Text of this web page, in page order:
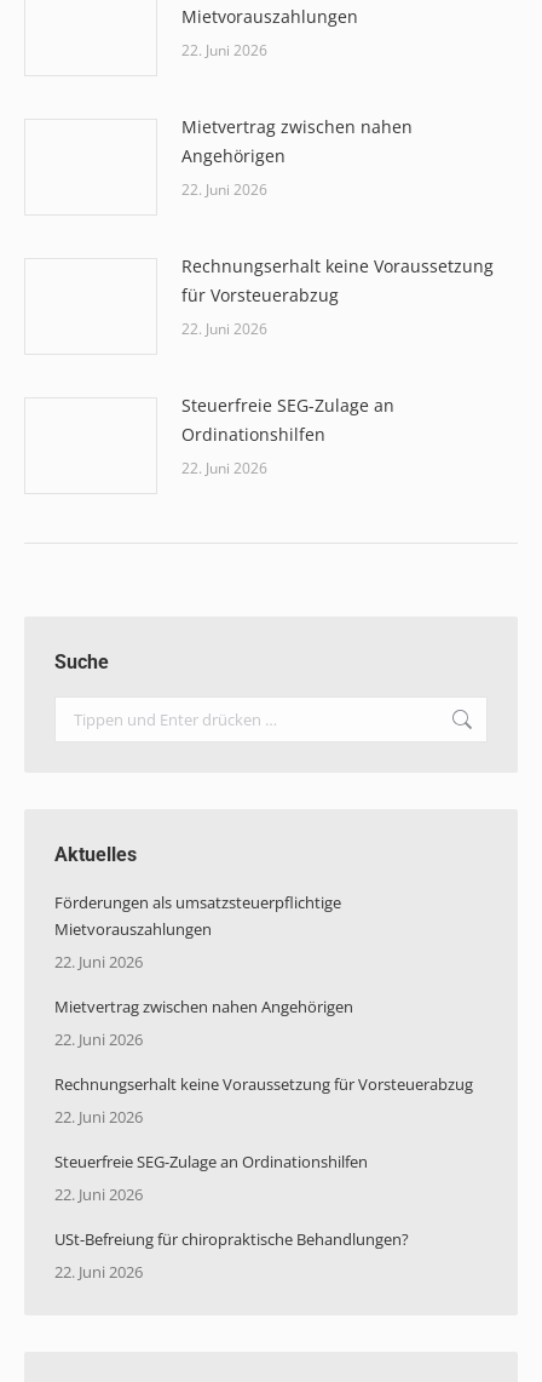
Mietvorauszahlungen
22. Juni 2026
Mietvertrag zwischen nahen
Angehörigen
22. Juni 2026
Rechnungserhalt keine Voraussetzung
für Vorsteuerabzug
22. Juni 2026
Steuerfreie SEG-Zulage an
Ordinationshilfen
22. Juni 2026
Suche
Aktuelles
Förderungen als umsatzsteuerpflichtige
Mietvorauszahlungen
22. Juni 2026
Mietvertrag zwischen nahen Angehörigen
22. Juni 2026
Rechnungserhalt keine Voraussetzung für Vorsteuerabzug
22. Juni 2026
Steuerfreie SEG-Zulage an Ordinationshilfen
22. Juni 2026
USt-Befreiung für chiropraktische Behandlungen?
22. Juni 2026